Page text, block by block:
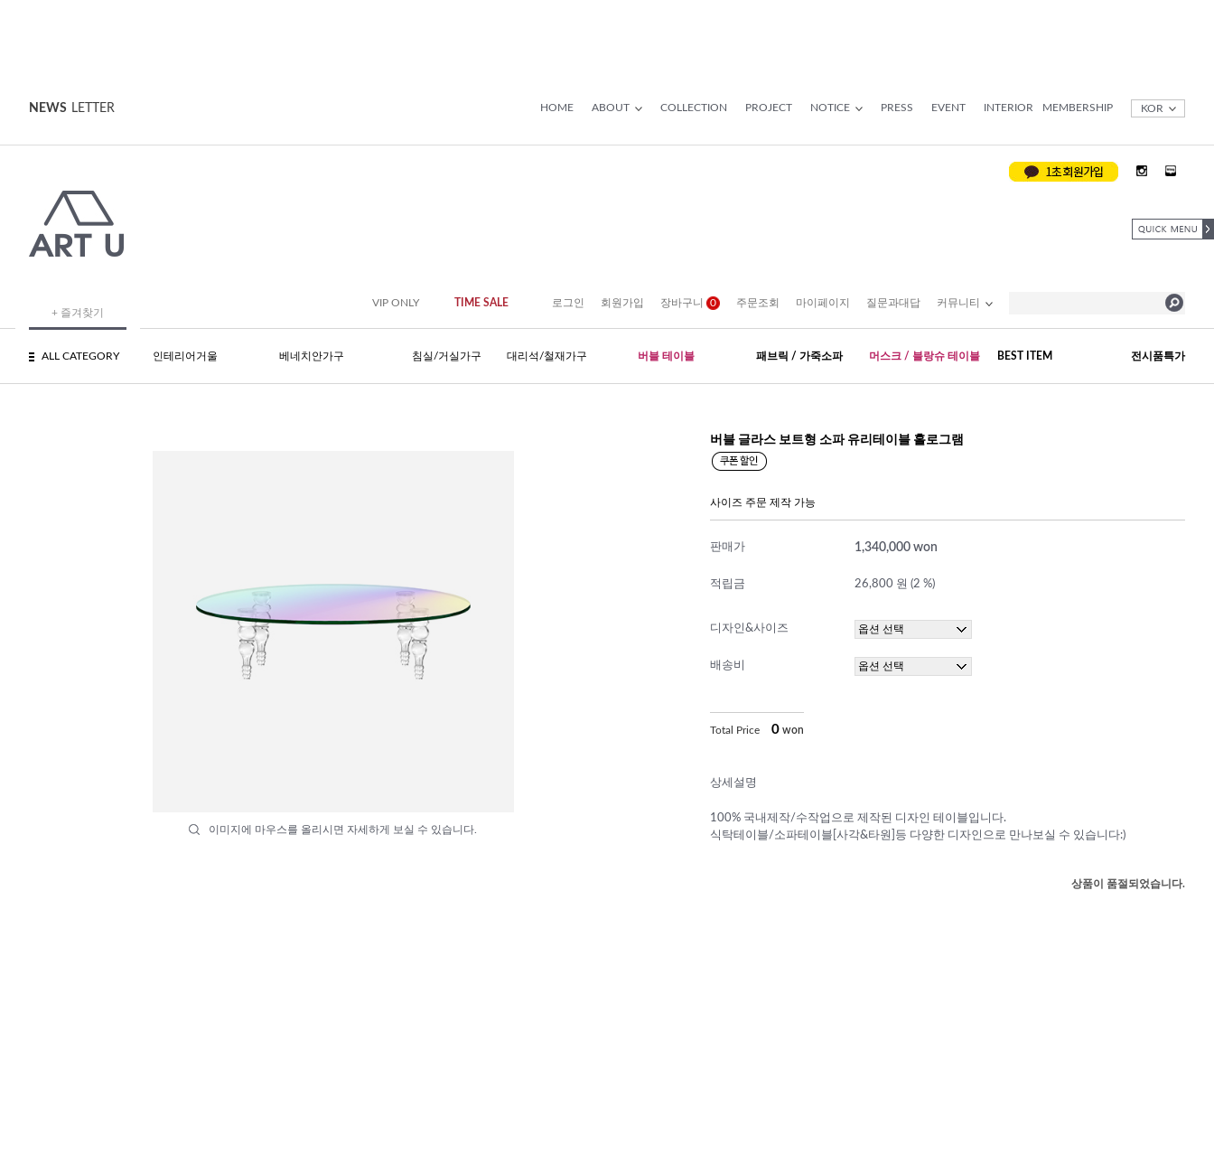
NEWS LETTER HOME ABOUT COLLECTION PROJECT NOTICE PRESS EVENT INTERIOR MEMBERSHIP KOR
+ 즐겨찾기
VIP ONLY TIME SALE 로그인 회원가입 장바구니 0 주문조회 마이페이지 질문과대답 커뮤니티
ALL CATEGORY 인테리어거울 베네치안가구 침실/거실가구 대리석/철재가구 버블 테이블 패브릭 / 가죽소파 머스크 / 블랑슈 테이블 BEST ITEM 전시품특가
이미지에 마우스를 올리시면 자세하게 보실 수 있습니다.
버블 글라스 보트형 소파 유리테이블 홀로그램
사이즈 주문 제작 가능
판매가 1,340,000 won
적립금 26,800 원 (2 %)
디자인&사이즈
배송비
Total Price 0 won
상세설명
100% 국내제작/수작업으로 제작된 디자인 테이블입니다.
식탁테이블/소파테이블[사각&타원]등 다양한 디자인으로 만나보실 수 있습니다:)
상품이 품절되었습니다.